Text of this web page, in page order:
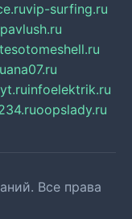
vip-surfing.ru
tesotomeshell.ru
infoelektrik.ru
oopslady.ru
Все права